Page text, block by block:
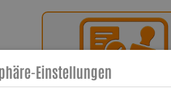
ein
Bei uns erhalten Sie eine
Einstellungen